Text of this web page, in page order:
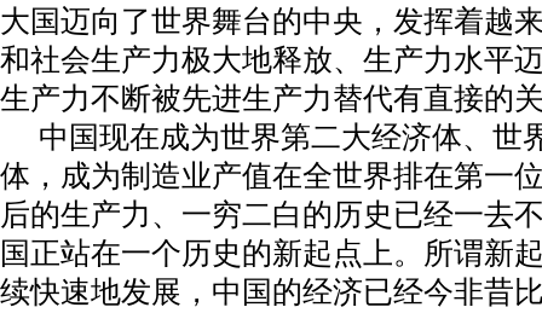
大国迈向了世界舞台的中央，发挥着越
和社会生产力极大地释放、生产力水平
生产力不断被先进生产力替代有直接的
中国现在成为世界第二大经济体、世
体，成为制造业产值在全世界排在第一
后的生产力、一穷二白的历史已经一去
国正站在一个历史的新起点上。所谓新
续快速地发展，中国的经济已经今非昔